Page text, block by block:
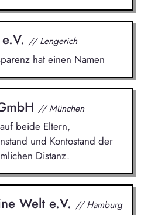
// Lengerich
hat einen Namen
// München
beide Eltern,
und Kontostand der
Distanz.
Welt e.V. // Hamburg